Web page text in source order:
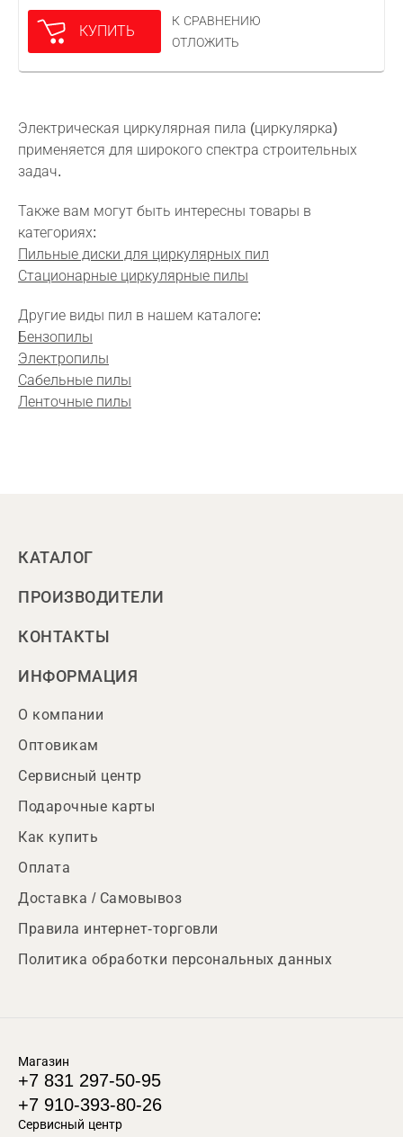
КУПИТЬ
К СРАВНЕНИЮ
ОТЛОЖИТЬ
Электрическая циркулярная пила (циркулярка)
применяется для широкого спектра строительных
задач.
Также вам могут быть интересны товары в
категориях:
Пильные диски для циркулярных пил
Стационарные циркулярные пилы
Другие виды пил в нашем каталоге:
Бензопилы
Электропилы
Сабельные пилы
Ленточные пилы
КАТАЛОГ
ПРОИЗВОДИТЕЛИ
КОНТАКТЫ
ИНФОРМАЦИЯ
О компании
Оптовикам
Сервисный центр
Подарочные карты
Как купить
Оплата
Доставка / Самовывоз
Правила интернет-торговли
Политика обработки персональных данных
Магазин
+7 831 297-50-95
+7 910-393-80-26
Сервисный центр